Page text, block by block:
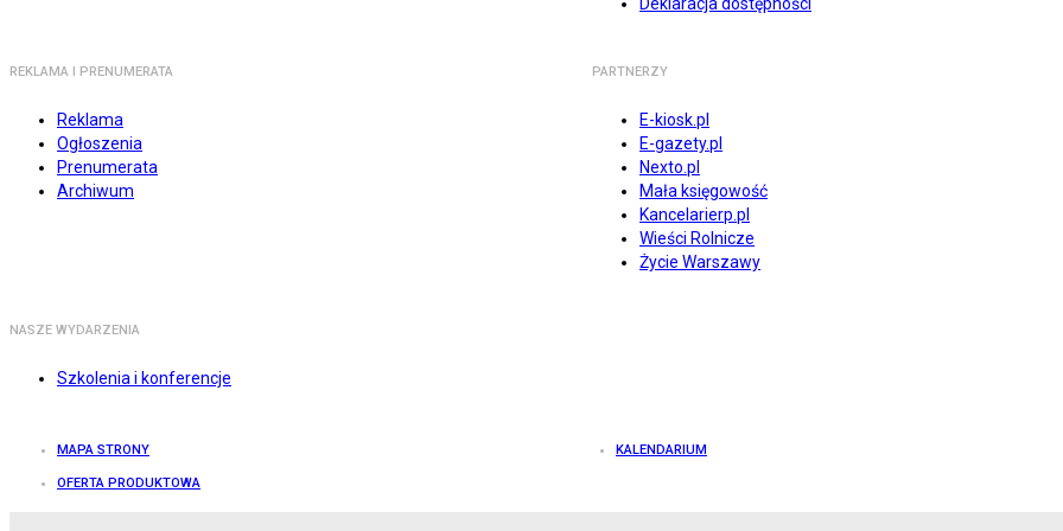
REKLAMA I PRENUMERATA
Reklama
Ogłoszenia
Prenumerata
Archiwum
PARTNERZY
E-kiosk.pl
E-gazety.pl
Nexto.pl
Mała księgowość
Kancelarierp.pl
Wieści Rolnicze
Życie Warszawy
NASZE WYDARZENIA
Szkolenia i konferencje
MAPA STRONY KALENDARIUM
OFERTA PRODUKTOWA